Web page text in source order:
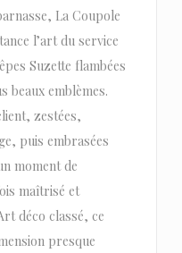
La Coupole
l’art du service
Suzette flambées
beaux emblèmes.
zestées,
puis embrasées
moment de
maîtrisé et
déco classé, ce
presque